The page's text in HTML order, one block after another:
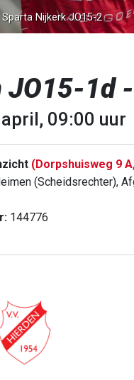
Nijkerk JO15-2
JO15-1d
09:00 uur
(Dorpshuisweg 9
(Scheidsrechter),
144776